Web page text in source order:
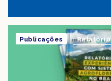
Publicações Relatório